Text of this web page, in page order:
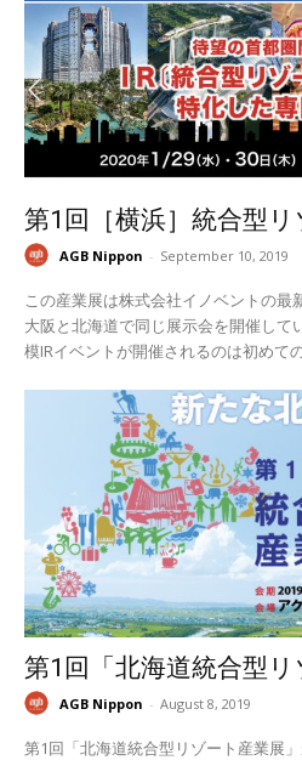
第1回［横浜］統合型
AGB Nippon - September 10, 2019
この産業展は株式会社イノベントの最
大阪と北海道で同じ展示会を開催して
模IRイベントが開催されるのは初めて
第1回「北海道統合型リ
AGB Nippon - August 8, 2019
第1回「北海道統合型リゾート産業展